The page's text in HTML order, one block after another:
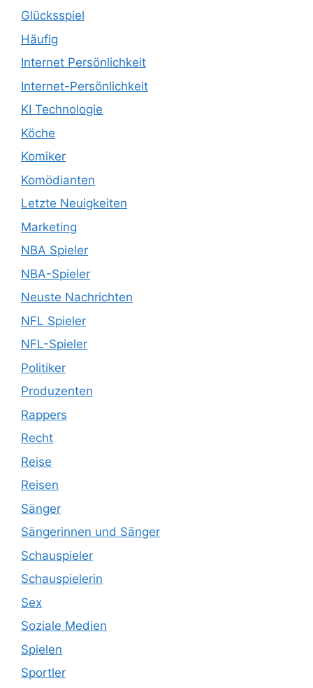
Glücksspiel
Häufig
Internet Persönlichkeit
Internet-Persönlichkeit
KI Technologie
Köche
Komiker
Komödianten
Letzte Neuigkeiten
Marketing
NBA Spieler
NBA-Spieler
Neuste Nachrichten
NFL Spieler
NFL-Spieler
Politiker
Produzenten
Rappers
Recht
Reise
Reisen
Sänger
Sängerinnen und Sänger
Schauspieler
Schauspielerin
Sex
Soziale Medien
Spielen
Sportler